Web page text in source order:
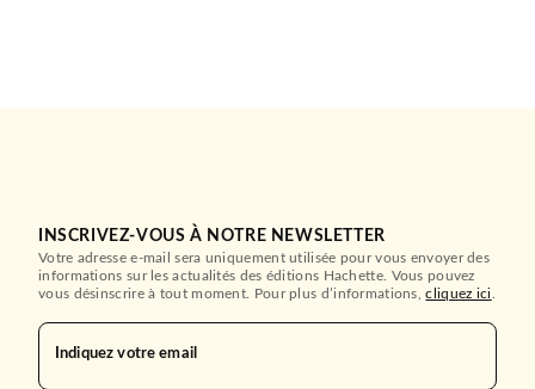
INSCRIVEZ-VOUS À NOTRE NEWSLETTER
Votre adresse e-mail sera uniquement utilisée pour vous envoyer des
informations sur les actualités des éditions Hachette. Vous pouvez
vous désinscrire à tout moment. Pour plus d’informations,cliquez ici
Indiquez votre email